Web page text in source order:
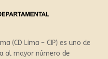
(CD Lima – CIP) es uno de
al mayor número de